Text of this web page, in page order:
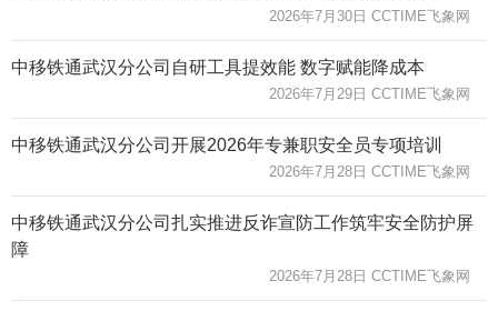
2026年7月30日 CCTIME飞象网
中移铁通武汉分公司自研工具提效能 数字赋能降成本
2026年7月29日 CCTIME飞象网
中移铁通武汉分公司开展2026年专兼职安全员专项培训
2026年7月28日 CCTIME飞象网
中移铁通武汉分公司扎实推进反诈宣防工作筑牢安全防护屏
障
2026年7月28日 CCTIME飞象网